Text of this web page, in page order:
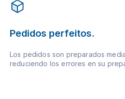
Pedidos perfeitos.
Los pedidos son preparados
reduciendo los errores en su